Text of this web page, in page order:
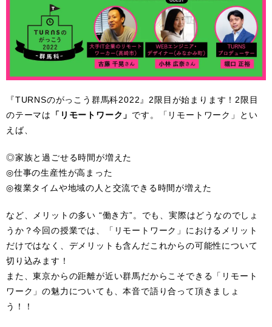
『TURNSのがっこう群馬科2022』2限目が始まります！2限目
のテーマは
「リモートワーク」 です。「リモートワーク」とい
えば、
◎家族と過ごせる時間が増えた
◎仕事の生産性が高まった
◎複業タイムや地域の人と交流できる時間が増えた
など、メリットの多い “働き方”。でも、実際はどうなのでしょ
うか？今回の授業では、「リモートワーク」におけるメリット
だけではなく、デメリットも含んだこれからの可能性について
切り込みます！
また、東京からの距離が近い群馬だからこそできる「リモート
ワーク」の魅力についても、本音で語り合って頂きましょ
う！！